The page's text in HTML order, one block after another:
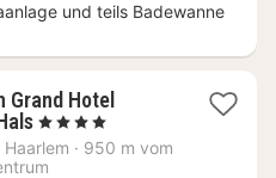
und teils Badewanne
Grand Hotel
1
Nacht
ab
, 4 Sterne
Haarlem · 950 m vom